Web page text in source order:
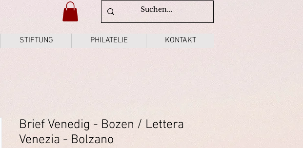
STIFTUNG PHILATELIE KONTAKT
Brief Venedig - Bozen / Lettera
Venezia - Bolzano